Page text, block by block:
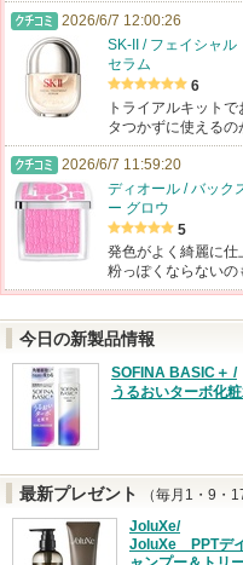
2026/6/7 12:00:26
SK-II / フェイシャル
セラム
6
トライアルキット
タつかずに使える
2026/6/7 11:59:20
ディオール / バック
ー グロウ
5
発色がよく綺麗に仕
粉っぽくならない
今日の新製品情報
SOFINA BASIC＋ /
うるおいターボ化
最新プレゼント
（毎月1・9・
JoluXe/
JoluXe PPTデ